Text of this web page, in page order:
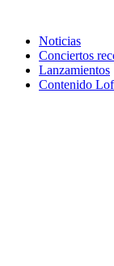
Noticias
Conciertos
Lanzamientos
Contenido